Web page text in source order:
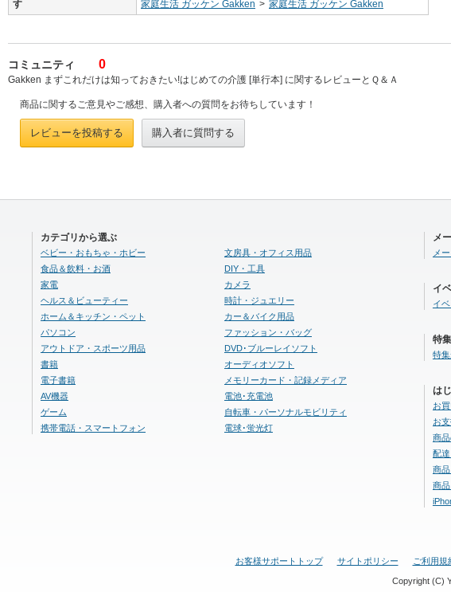
す
家庭生活 ガッケン Gakken > 家庭生活 ガッケン Gakken
コミュニティ 0
Gakken まずこれだけは知っておきたい!はじめての介護 [単行本] に関するレビューとＱ＆Ａ
商品に関するご意見やご感想、購入者への質問をお待ちしています！
レビューを投稿する 購入者に質問する
カテゴリから選ぶ
ベビー・おもちゃ・ホビー
食品＆飲料・お酒
家電
ヘルス＆ビューティー
ホーム＆キッチン・ペット
パソコン
アウトドア・スポーツ用品
書籍
電子書籍
AV機器
ゲーム
携帯電話・スマートフォン
文房具・オフィス用品
DIY・工具
カメラ
時計・ジュエリー
カー＆バイク用品
ファッション・バッグ
DVD･ブルーレイソフト
オーディオソフト
メモリーカード・記録メディア
電池･充電池
自転車・パーソナルモビリティ
電球･蛍光灯
メ
メ
イ
イ
特
特
は
お
お
商
配
商
商
お客様サポートトップ サイトポリシー ご利用規
Copyright (C)